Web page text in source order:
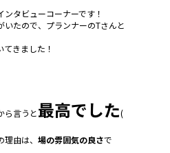
タビューコーナーです！
たので、プランナーのTさんと
きました！
ら言うと最高でした(
由は、 場の雰囲気の良さで